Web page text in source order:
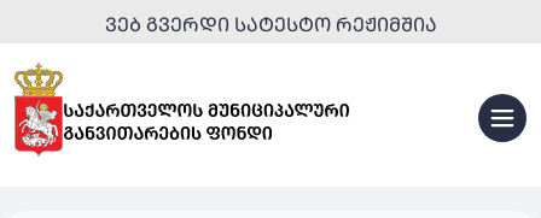
ᲕᲔᲑ ᲒᲕᲔᲠᲓᲘ ᲡᲐᲢᲔᲡᲢᲝ ᲠᲔᲟᲘᲛᲨᲘᲐ